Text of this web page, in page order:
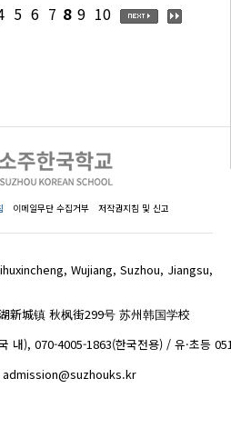
5 6 7 8 9 10
이메일무단 수집거부 저작권지침 및 신고
Wujiang, Suzhou, Jiangsu,
新城镇 秋枫街299号 苏州韩国学校
내), 070-4005-1863(한국전용) / 유·초등
admission@suzhouks.kr